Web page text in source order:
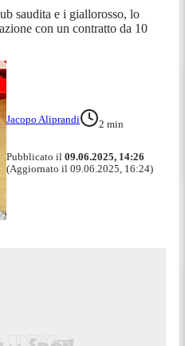
saudita e i giallorosso, lo
con un contratto da 10
Jacopo Aliprandi 2 min
Pubblicato il 09.06.2025, 14:26
(Aggiornato il 09.06.2025, 16:24)